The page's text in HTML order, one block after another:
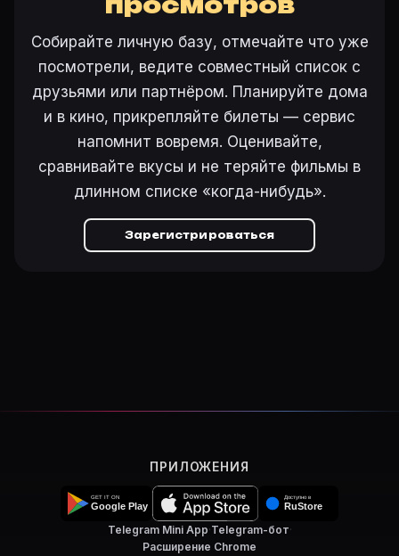
Собирайте личную базу, отмечайте что уже
посмотрели, ведите совместный список с
друзьями или партнёром. Планируйте дома
и в кино, прикрепляйте билеты — сервис
напомнит вовремя. Оценивайте,
сравнивайте вкусы и не теряйте фильмы в
длинном списке «когда-нибудь».
Зарегистрироваться
ПРИЛОЖЕНИЯ
Telegram Mini App·Telegram-бот·
Расширение Chrome